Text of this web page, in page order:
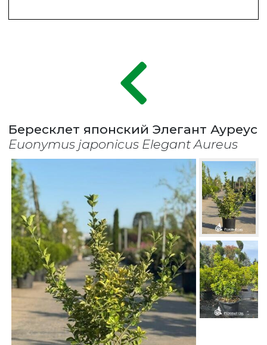
Бересклет японский Элегант Ауреус
Euonymus japonicus Elegant Aureus